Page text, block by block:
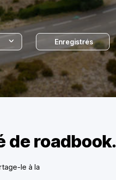
Enregistrés
de roadbook.
le à la